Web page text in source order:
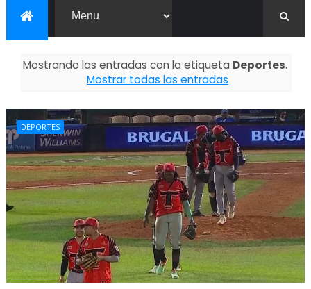
Mostrando las entradas con la etiqueta Deportes.
Mostrar todas las entradas
DEPORTES